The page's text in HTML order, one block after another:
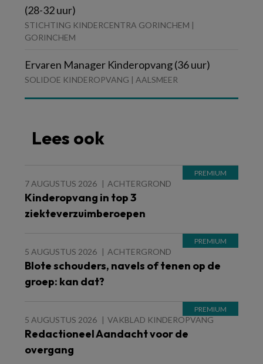
(28-32 uur)
STICHTING KINDERCENTRA GORINCHEM |
GORINCHEM
Ervaren Manager Kinderopvang (36 uur)
SOLIDOE KINDEROPVANG | AALSMEER
Lees ook
7 AUGUSTUS 2026 ACHTERGROND
Kinderopvang in top 3
ziekteverzuimberoepen
5 AUGUSTUS 2026 ACHTERGROND
Blote schouders, navels of tenen op de
groep: kan dat?
5 AUGUSTUS 2026 VAKBLAD KINDEROPVANG
Redactioneel Aandacht voor de
overgang